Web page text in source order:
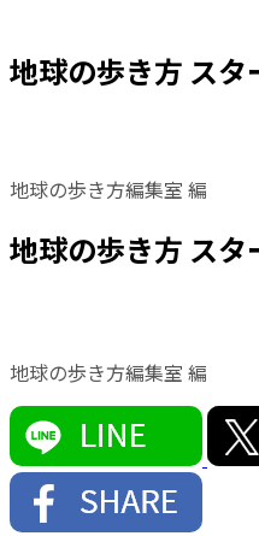
地球の歩き方 スタ
地球の歩き方編集室 編
地球の歩き方 スタ
地球の歩き方編集室 編